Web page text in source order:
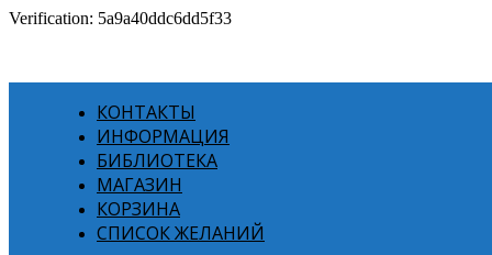
Verification: 5a9a40ddc6dd5f33
КОНТАКТЫ
ИНФОРМАЦИЯ
БИБЛИОТЕКА
МАГАЗИН
КОРЗИНА
СПИСОК ЖЕЛАНИЙ